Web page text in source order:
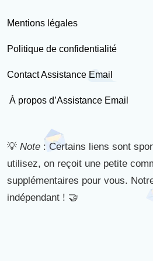
Mentions légales
Politique de confidentialité
Contact Assistance Email
À propos d’Assistance Email
💡 Note : Certains liens sont
utilisez, on reçoit une petite
supplémentaires pour vous.
indépendant ! 🤝